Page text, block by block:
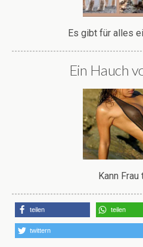
Es gibt für alles
Ein Hauch
Kann Frau
teilen teilen
twittern